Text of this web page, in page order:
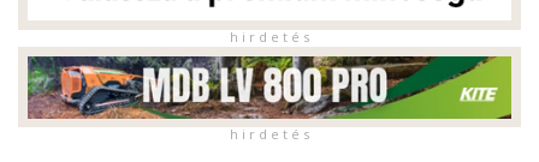
h i r d e t é s
h i r d e t é s